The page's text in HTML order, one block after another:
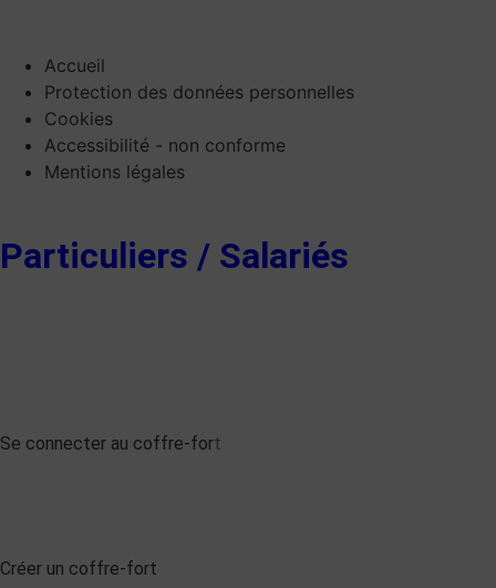
Accueil
Protection des données personnelles
Cookies
Accessibilité - non conforme
Mentions légales
Particuliers / Salariés
Se connecter au coffre-fort
Créer un coffre-fort